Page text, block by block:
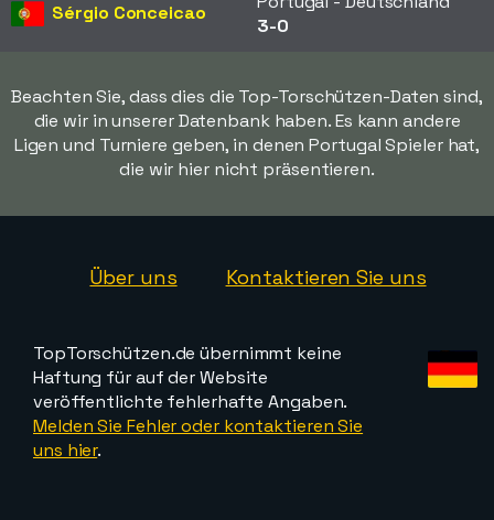
Sérgio Conceicao
3-0
Beachten Sie, dass dies die Top-Torschützen-Daten sind,
die wir in unserer Datenbank haben. Es kann andere
Ligen und Turniere geben, in denen Portugal Spieler hat,
die wir hier nicht präsentieren.
Über uns Kontaktieren Sie uns
TopTorschützen.de übernimmt keine
Haftung für auf der Website
veröffentlichte fehlerhafte Angaben.
Melden Sie Fehler oder kontaktieren Sie
uns hier.